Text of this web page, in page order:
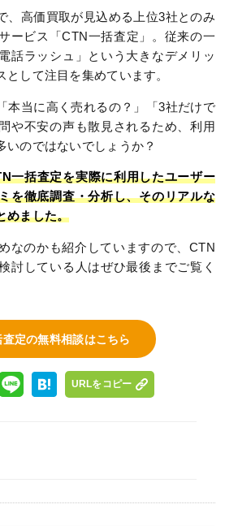
、高価買取が見込める上位3社とのみ
ービス「CTN一括査定」。従来の一
話ラッシュ」という大きなデメリッ
として注目を集めています。
本当に高く売れるの？」「3社だけで
や不安の声も散見されるため、利用
いのではないでしょうか？
一括査定を実際に利用したユーザー
を徹底調査・分析し、そのリアルな
めました。
なのかも紹介していますので、CTN
討している人はぜひ最後までご覧く
定の無料相談はこちら
URLをコピー